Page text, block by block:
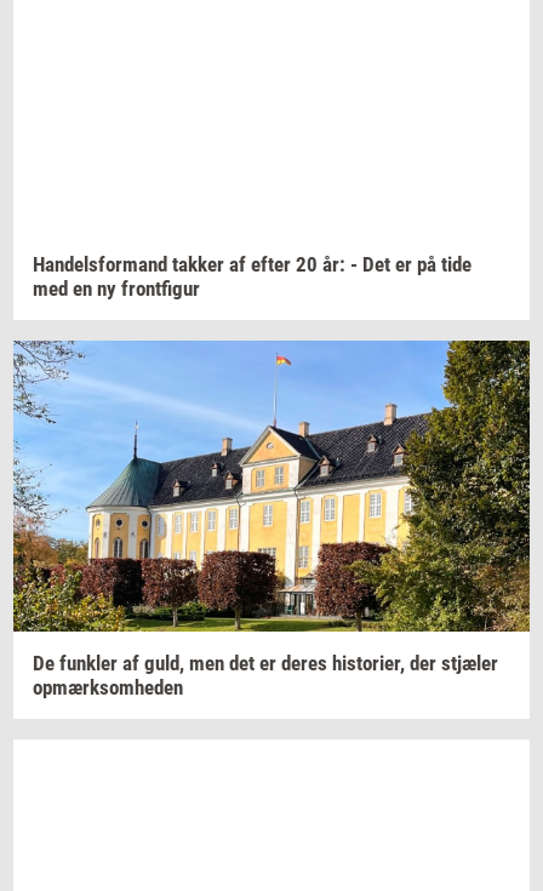
Han­dels­for­mand tak­ker af efter 20 år: - Det er på tide
med en ny front­fi­gur
De funk­ler af guld, men det er deres hi­sto­ri­er, der stjæ­ler
op­mærk­som­he­den